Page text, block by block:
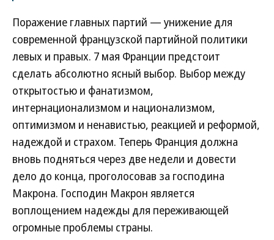
Поражение главных партий — унижение для
современной французской партийной политики
левых и правых. 7 мая Франции предстоит
сделать абсолютно ясный выбор. Выбор между
открытостью и фанатизмом,
интернационализмом и национализмом,
оптимизмом и ненавистью, реакцией и реформой,
надеждой и страхом. Теперь Франция должна
вновь подняться через две недели и довести
дело до конца, проголосовав за господина
Макрона. Господин Макрон является
воплощением надежды для переживающей
огромные проблемы страны.